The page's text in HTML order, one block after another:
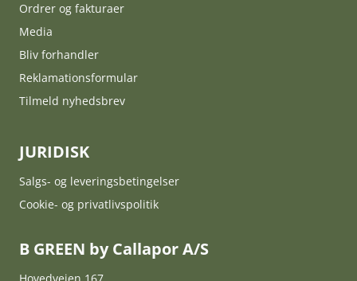
Ordrer og fakturaer
Media
Bliv forhandler
Reklamationsformular
Tilmeld nyhedsbrev
JURIDISK
Salgs- og leveringsbetingelser
Cookie- og privatlivspolitik
B GREEN by Callapor A/S